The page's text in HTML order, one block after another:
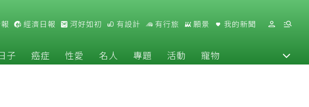
經濟日報 河好如初 有設計 有行旅 願景 我的新聞
子 癌症 性愛 名人 專題 活動 寵物